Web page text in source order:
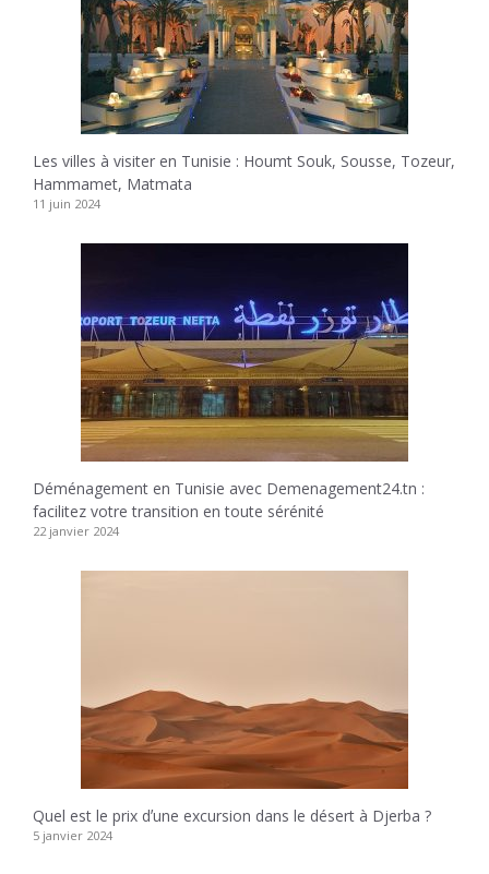
Les villes à visiter en Tunisie : Houmt Souk, Sousse, Tozeur,
Hammamet, Matmata
11 juin 2024
Déménagement en Tunisie avec Demenagement24.tn :
facilitez votre transition en toute sérénité
22 janvier 2024
Quel est le prix dʼune excursion dans le désert à Djerba ?
5 janvier 2024